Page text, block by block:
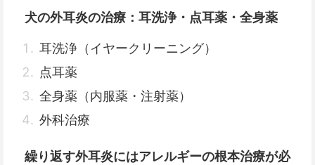
犬の外耳炎の治療：耳洗浄・点耳薬・全身薬
耳洗浄（イヤークリーニング）
点耳薬
全身薬（内服薬・注射薬）
外科治療
繰り返す外耳炎にはアレルギーの根本治療が必